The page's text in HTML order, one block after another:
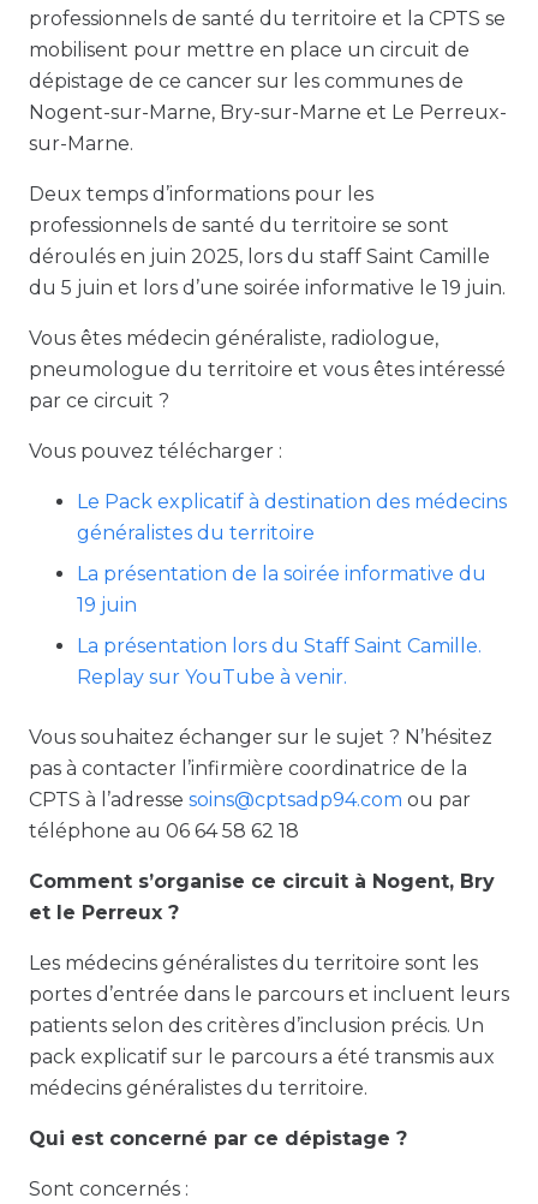
professionnels de santé du territoire et la CPTS se
mobilisent pour mettre en place un circuit de
dépistage de ce cancer sur les communes de
Nogent-sur-Marne, Bry-sur-Marne et Le Perreux-
sur-Marne.
Deux temps d’informations pour les
professionnels de santé du territoire se sont
déroulés en juin 2025, lors du staff Saint Camille
du 5 juin et lors d’une soirée informative le 19 juin.
Vous êtes médecin généraliste, radiologue,
pneumologue du territoire et vous êtes intéressé
par ce circuit ?
Vous pouvez télécharger :
Le Pack explicatif à destination des médecins
généralistes du territoire
La présentation de la soirée informative du
19 juin
La présentation lors du Staff Saint Camille.
Replay sur YouTube à venir.
Vous souhaitez échanger sur le sujet ? N’hésitez
pas à contacter l’infirmière coordinatrice de la
CPTS à l’adresse soins@cptsadp94.com ou par
téléphone au 06 64 58 62 18
Comment s’organise ce circuit à Nogent, Bry
et le Perreux ?
Les médecins généralistes du territoire sont les
portes d’entrée dans le parcours et incluent leurs
patients selon des critères d’inclusion précis. Un
pack explicatif sur le parcours a été transmis aux
médecins généralistes du territoire.
Qui est concerné par ce dépistage ?
Sont concernés :